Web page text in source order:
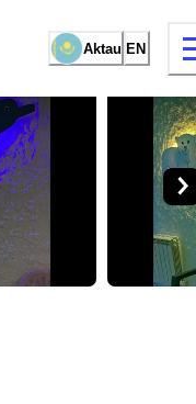
Aktau EN
Female